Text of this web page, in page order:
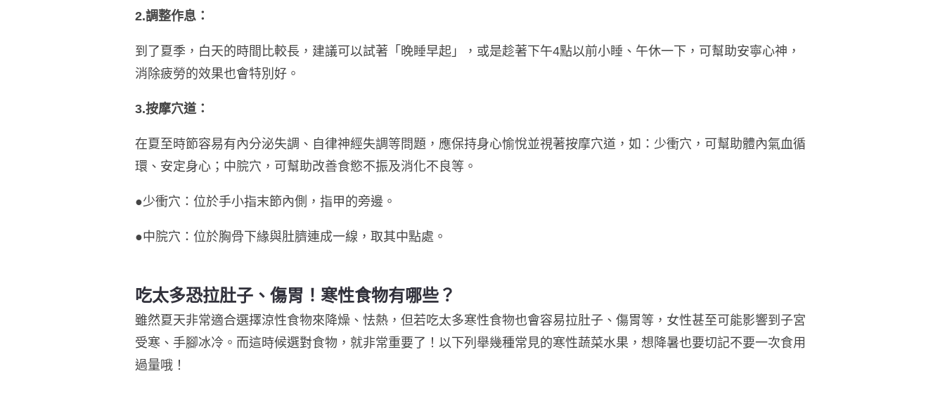
2.調整作息：
到了夏季，白天的時間比較長，建議可以試著「晚睡早起」，或是趁著下午4點以前小睡、午休一下，可幫助安寧心神，
消除疲勞的效果也會特別好。
3.按摩穴道：
在夏至時節容易有內分泌失調、自律神經失調等問題，應保持身心愉悅並視著按摩穴道，如：少衝穴，可幫助體內氣血循
環、安定身心；中脘穴，可幫助改善食慾不振及消化不良等。
●少衝穴：位於手小指末節內側，指甲的旁邊。
●中脘穴：位於胸骨下緣與肚臍連成一線，取其中點處。
吃太多恐拉肚子、傷胃！寒性食物有哪些？
雖然夏天非常適合選擇涼性食物來降燥、怯熱，但若吃太多寒性食物也會容易拉肚子、傷胃等，女性甚至可能影響到子宮
受寒、手腳冰冷。而這時候選對食物，就非常重要了！以下列舉幾種常見的寒性蔬菜水果，想降暑也要切記不要一次食用
過量哦！